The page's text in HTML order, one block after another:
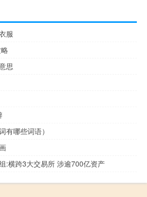
服
思
有哪些词语）
:横跨3大交易所 涉逾700亿资产